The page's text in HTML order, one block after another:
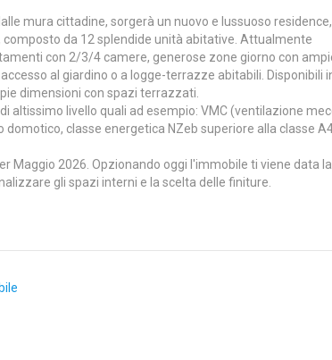
mura cittadine, sorgerà un nuovo e lussuoso residence,
composto da 12 splendide unità abitative. Attualmente
con 2/3/4 camere, generose zone giorno con
al giardino o a logge-terrazze abitabili. Disponibili
dimensioni con spazi terrazzati.
altissimo livello quali ad esempio: VMC (ventilazione
classe energetica NZeb superiore alla classe
Maggio 2026. Opzionando oggi l'immobile ti viene data la
gli spazi interni e la scelta delle finiture.